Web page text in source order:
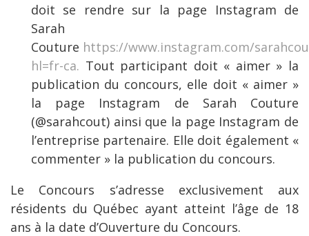
doit se rendre sur la page Instagram de
Sarah
Couture https://www.instagram.com/
hl=fr-ca. Tout participant doit « aimer » la
publication du concours, elle doit « aimer »
la page Instagram de Sarah Couture
(@sarahcout) ainsi que la page Instagram de
l’entreprise partenaire. Elle doit également «
commenter » la publication du concours.
Le Concours s’adresse exclusivement aux
résidents du Québec ayant atteint l’âge de 18
ans à la date d’Ouverture du Concours.